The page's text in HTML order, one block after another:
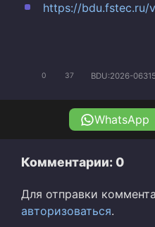
https://bdu.fstec.ru/
0 37 BDU:2026-06315
WhatsApp
Комментарии: 0
Для отправки
авторизоваться.